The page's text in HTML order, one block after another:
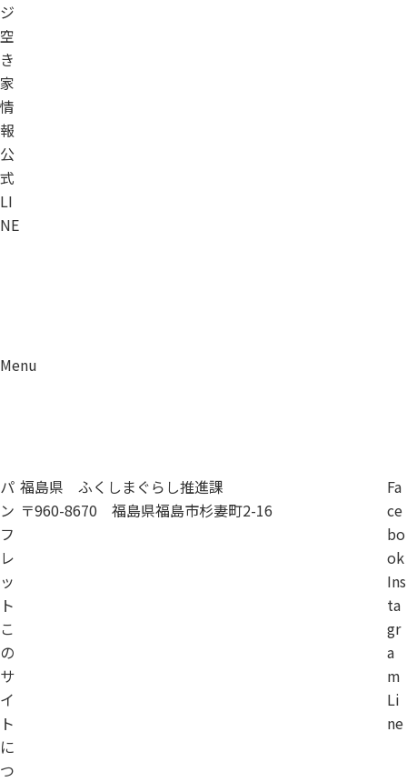
ジ
空
き
家
情
報
公
式
LI
NE
Menu
パ
ン
フ
レ
ッ
ト
こ
の
サ
イ
ト
に
つ
福島県 ふくしまぐらし推進課
〒960-8670 福島県福島市杉妻町2-16
Fa
ce
bo
ok
Ins
ta
gr
a
m
Li
ne